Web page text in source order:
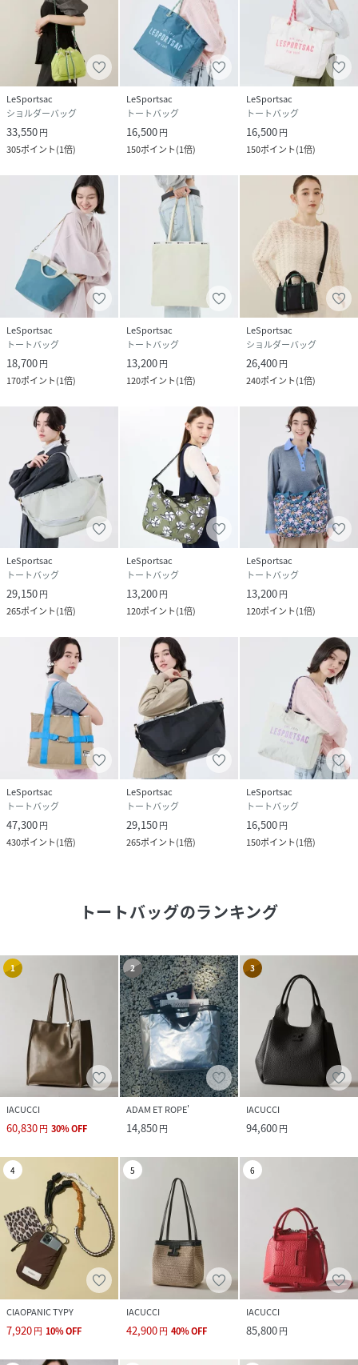
LeSportsac
ショルダーバッグ
33,550円
305ポイント(1倍)
LeSportsac
トートバッグ
16,500円
150ポイント(1倍)
LeSportsac
トートバッグ
16,500円
150ポイント(1倍)
LeSportsac
トートバッグ
18,700円
170ポイント(1倍)
LeSportsac
トートバッグ
13,200円
120ポイント(1倍)
LeSportsac
ショルダーバッグ
26,400円
240ポイント(1倍)
LeSportsac
トートバッグ
29,150円
265ポイント(1倍)
LeSportsac
トートバッグ
13,200円
120ポイント(1倍)
LeSportsac
トートバッグ
13,200円
120ポイント(1倍)
LeSportsac
トートバッグ
47,300円
430ポイント(1倍)
LeSportsac
トートバッグ
29,150円
265ポイント(1倍)
LeSportsac
トートバッグ
16,500円
150ポイント(1倍)
トートバッグのランキング
1
IACUCCI
60,830円 30%OFF
2
ADAM ET ROPE'
14,850円
3
IACUCCI
94,600円
4
CIAOPANIC TYPY
7,920円 10%OFF
5
IACUCCI
42,900円 40%OFF
6
IACUCCI
85,800円